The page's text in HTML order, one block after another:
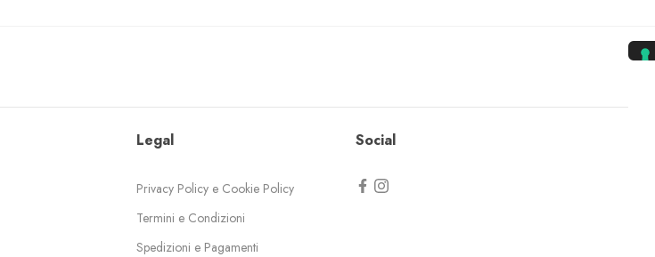
Legal
Privacy Policy e Cookie Policy
Termini e Condizioni
Spedizioni e Pagamenti
Social